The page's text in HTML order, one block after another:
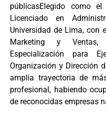
públicasElegido como
Licenciado en
Universidad de Lima, con
Marketing y Ventas,
Especialización para
Organización y Dirección
amplia trayectoria de
profesional, habiendo
de reconocidas empresas